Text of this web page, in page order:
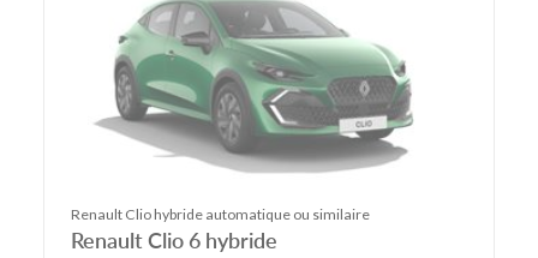
Renault Clio hybride automatique ou similaire
Renault Clio 6 hybride